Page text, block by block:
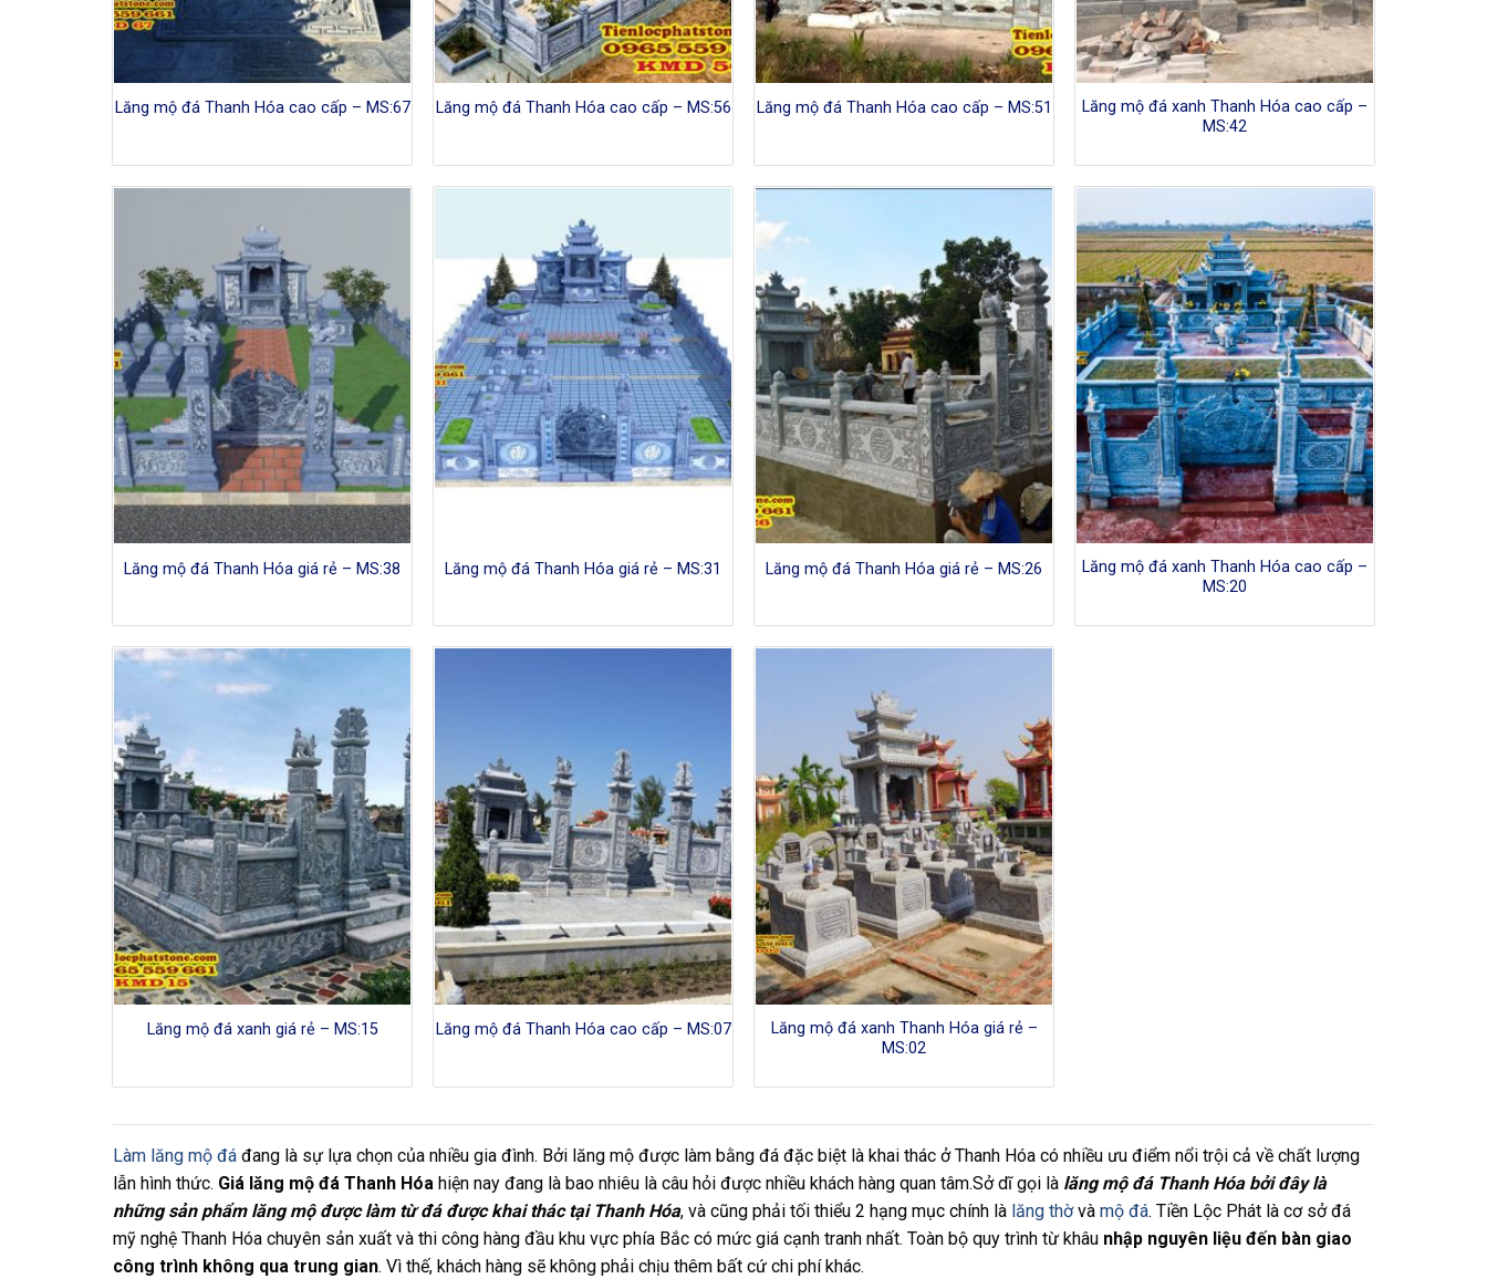
Lăng mộ đá Thanh Hóa cao cấp – MS:67 Lăng mộ đá Thanh Hóa cao cấp – MS:56 Lăng mộ đá Thanh Hóa cao cấp – MS:51
Lăng mộ đá xanh Thanh Hóa cao cấp –
MS:42
Lăng mộ đá Thanh Hóa giá rẻ – MS:38 Lăng mộ đá Thanh Hóa giá rẻ – MS:31 Lăng mộ đá Thanh Hóa giá rẻ – MS:26
Lăng mộ đá xanh Thanh Hóa cao cấp –
MS:20
Lăng mộ đá xanh giá rẻ – MS:15 Lăng mộ đá Thanh Hóa cao cấp – MS:07
Lăng mộ đá xanh Thanh Hóa giá rẻ –
MS:02
Làm lăng mộ đá đang là sự lựa chọn của nhiều gia đình. Bởi lăng mộ được làm bằng đá đặc biệt là khai thác ở Thanh Hóa có nhiều ưu điểm nổi trội cả về chất lượng
lẫn hình thức. Giá lăng mộ đá Thanh Hóa hiện nay đang là bao nhiêu là câu hỏi được nhiều khách hàng quan tâm.Sở dĩ gọi là lăng mộ đá Thanh Hóa bởi đây là
những sản phẩm lăng mộ được làm từ đá được khai thác tại Thanh Hóa, và cũng phải tối thiểu 2 hạng mục chính là lăng thờvà mộ đá. Tiền Lộc Phát là cơ sở đá
mỹ nghệ Thanh Hóa chuyên sản xuất và thi công hàng đầu khu vực phía Bắc có mức giá cạnh tranh nhất. Toàn bộ quy trình từ khâu nhập nguyên liệu đến bàn giao
công trình không qua trung gian. Vì thế, khách hàng sẽ không phải chịu thêm bất cứ chi phí khác.